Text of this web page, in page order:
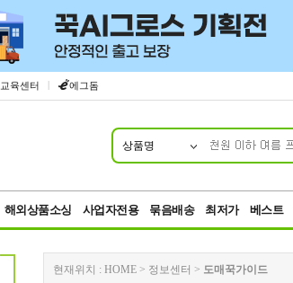
교육센터 | 에그돔
상품명
해외상품소싱 사업자전용 묶음배송 최저가 베스트
현재위치 : HOME > 정보센터 > 도매꾹가이드